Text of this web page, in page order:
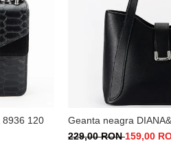
8936 120
Geanta neagra
229,00 RON159,00